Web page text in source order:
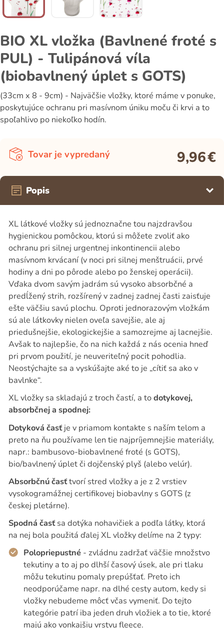
BIO XL vložka (Bavlnené froté s
PUL) - Tulipánová víla
(biobavlnený úplet s GOTS)
(33cm x 8 - 9cm) - Najväčšie vložky, ktoré máme v ponuke,
poskytujúce ochranu pri masívnom úniku moču či krvi a to
spoľahlivo po niekoľko hodín.
Tovar je vypredaný 9,96€
Popis
XL látkové vložky sú jednoznačne tou najzdravšou
hygienickou pomôckou, ktorú si môžete zvoliť ako
ochranu pri silnej urgentnej inkontinencii alebo
masívnom krvácaní (v noci pri silnej menštruácii, prvé
hodiny a dni po pôrode alebo po ženskej operácii).
Vďaka dvom savým jadrám sú vysoko absorbčné a
predĺžený strih, rozšírený v zadnej zadnej časti zaisťuje
ešte väčšiu savú plochu. Oproti jednorazovým vložkám
sú ale látkovky nielen oveľa savejšie, ale aj
priedušnejšie, ekologickejšie a samozrejme aj lacnejšie.
Avšak to najlepšie, čo na nich každá z nás ocenia hneď
pri prvom použití, je neuveriteľný pocit pohodlia.
Neostýchajte sa a vyskúšajte aké to je „cítiť sa ako v
bavlnke“.
XL vložky sa skladajú z troch častí, a todotykovej,
absorbčnej a spodnej:
Dotyková časťje v priamom kontakte s naším telom a
preto na ňu používame len tie najpríjemnejšie materiály,
napr.: bambusovo-biobavlnené froté (s GOTS),
bio/bavlnený úplet či dojčenský plyš (alebo velúr).
Absorbčnú časťtvorí stred vložky a je z 2 vrstiev
vysokogramážnej certifikovej biobavlny s GOTS (z
českej pletárne).
Spodná časťsa dotýka nohavičiek a podľa látky, ktorá
na nej bola použitá ďalej XL vložky delíme na 2 typy:
Polopriepustné- zvládnu zadržať väčšie množstvo
tekutiny a to aj po dlhší časový úsek, ale pri tlaku
môžu tekutinu pomaly prepúšťať. Preto ich
neodporúčame napr. na dlhé cesty autom, kedy si
vložky nebudeme môcť včas vymeniť. Do tejto
kategórie patrí iba jeden druh vložiek a to tie, ktoré
majú ako vonkajšiu vrstvu fleece.